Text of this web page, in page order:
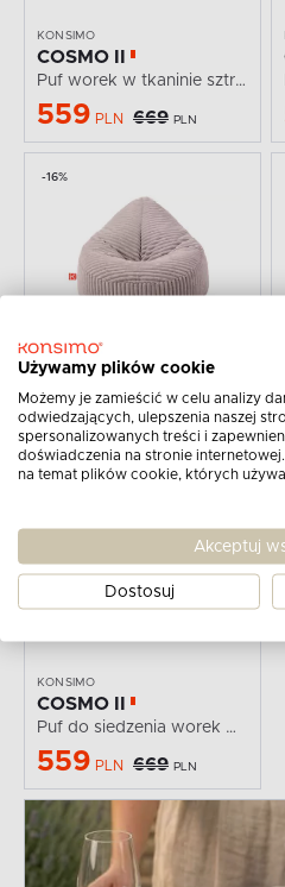
KONSIMO
COSMO II
Puf worek w tkaninie sztruks żółty
559 PLN 669 PLN
-16%
COSMO II
Puf do siedzenia worek w tkaninie sztruks różowy
559 PLN 669 PLN
KONSIMO
COSMO II
Puf do siedzenia worek w tkaninie sztruks rudy
559 PLN 669 PLN
Używamy plików cookie
Możemy je zamieścić w celu analizy
odwiedzających, ulepszenia naszej
spersonalizowanych treści i
doświadczenia na stronie
na temat plików cookie, których
Akceptuj
Dostosuj